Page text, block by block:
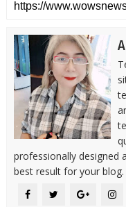
professionally designed
best result for your blog.